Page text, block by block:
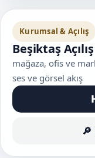
Kurumsal & Açılış
Beşiktaş
mağaza, ofis ve
ses ve görsel akış